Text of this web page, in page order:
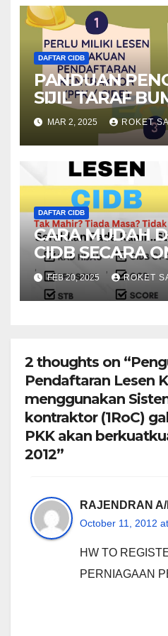
DAFTAR CIDB
PANDUAN
SIJIL TARAF
CIDB
MAR 2, 2025 ROKET
DAFTAR CIDB
CARA MUDAH
CIDB SECARA
FEB 20, 2025 ROKET
2 thoughts on
Pendaftaran Lesen
menggunakan
kontraktor (1RoC)
PKK akan
2012”
RAJENDRAN
October 11, 2012
HW TO
PERNIAGAAN